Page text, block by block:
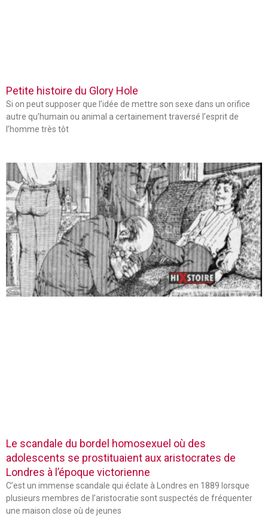
Petite histoire du Glory Hole
Si on peut supposer que l’idée de mettre son sexe dans un orifice
autre qu’humain ou animal a certainement traversé l’esprit de
l’homme très tôt
Le scandale du bordel homosexuel où des
adolescents se prostituaient aux aristocrates de
Londres à l’époque victorienne
C’est un immense scandale qui éclate à Londres en 1889 lorsque
plusieurs membres de l’aristocratie sont suspectés de fréquenter
une maison close où de jeunes